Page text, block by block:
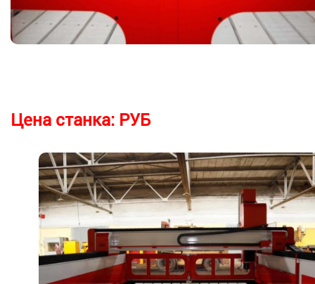
Цена станка: РУБ